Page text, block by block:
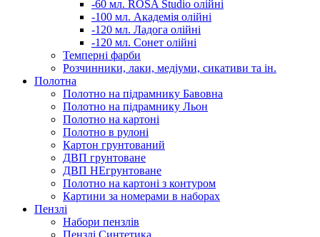
-60 мл. ROSA Studio олійні
-100 мл. Академія олійні
-120 мл. Ладога олійні
-120 мл. Сонет олійні
Темперні фарби
Розчинники, лаки, медіуми, сикативи та ін.
Полотна
Полотно на підрамнику Бавовна
Полотно на підрамнику Льон
Полотно на картоні
Полотно в рулоні
Картон грунтований
ДВП грунтоване
ДВП НЕгрунтоване
Полотно на картоні з контуром
Картини за номерами в наборах
Пензлі
Набори пензлів
Пензлі Синтетика